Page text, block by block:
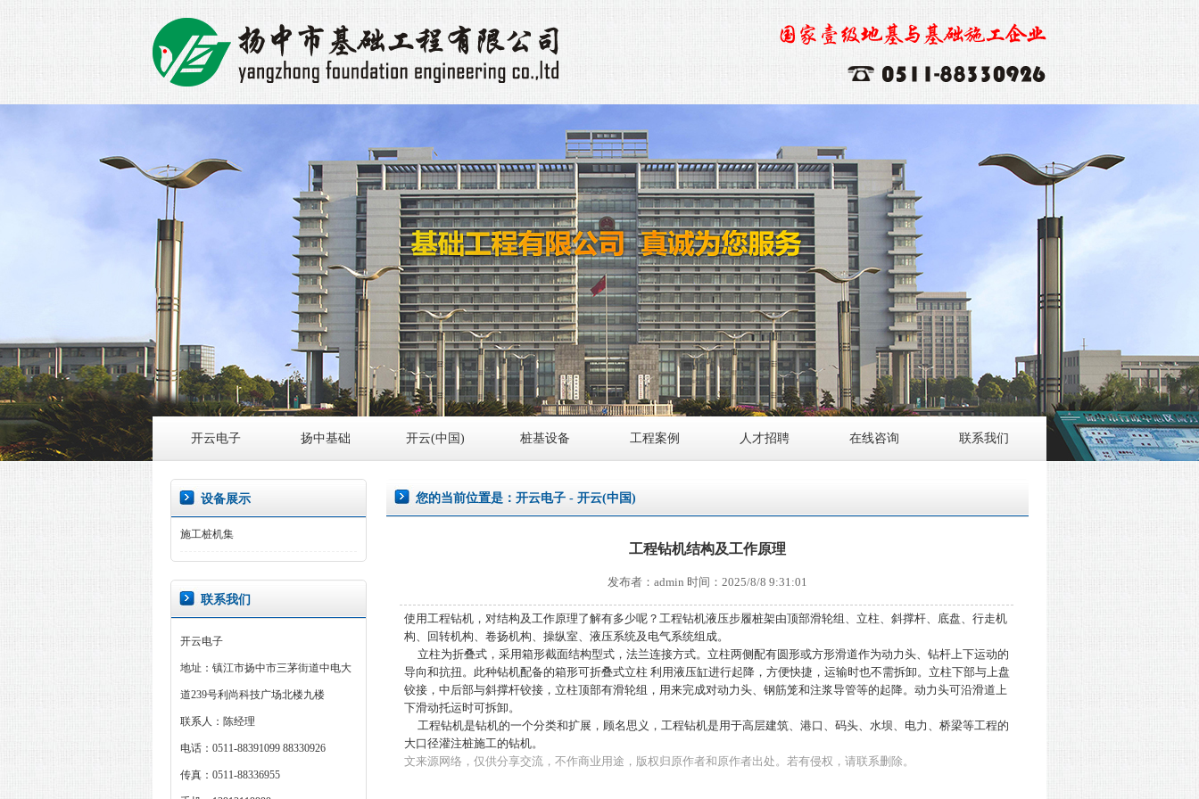
开云电子 扬中基础 开云(中国) 桩基设备 工程案例 人才招聘 在线咨询 联系我们
设备展示
施工桩机集
联系我们
开云电子
地址：镇江市扬中市三茅街道中电大
道239号利尚科技广场北楼九楼
联系人：陈经理
电话：0511-88391099 88330926
传真：0511-88336955
您的当前位置是： 开云电子 - 开云(中国)
工程钻机结构及工作原理
发布者：admin 时间：2025/8/8 9:31:01
使用工程钻机，对结构及工作原理了解有多少呢？工程钻机液压步履桩架由顶部滑轮组、立柱、斜撑杆、底盘、行走机
构、回转机构、卷扬机构、操纵室、液压系统及电气系统组成。
立柱为折叠式，采用箱形截面结构型式，法兰连接方式。立柱两侧配有圆形或方形滑道作为动力头、钻杆上下运动的
导向和抗扭。此种钻机配备的箱形可折叠式立柱 利用液压缸进行起降，方便快捷，运输时也不需拆卸。立柱下部与上盘
铰接，中后部与斜撑杆铰接，立柱顶部有滑轮组，用来完成对动力头、钢筋笼和注浆导管等的起降。动力头可沿滑道上
下滑动托运时可拆卸。
工程钻机是钻机的一个分类和扩展，顾名思义，工程钻机是用于高层建筑、港口、码头、水坝、电力、桥梁等工程的
大口径灌注桩施工的钻机。
文来源网络，仅供分享交流，不作商业用途，版权归原作者和原作者出处。若有侵权，请联系删除。